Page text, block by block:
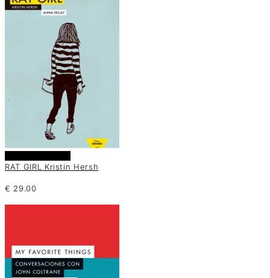
RAT GIRL Kristin Hersh
€ 29.00